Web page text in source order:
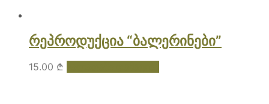
რეპროდუქცია “ბალერინები”
15.00 ₾